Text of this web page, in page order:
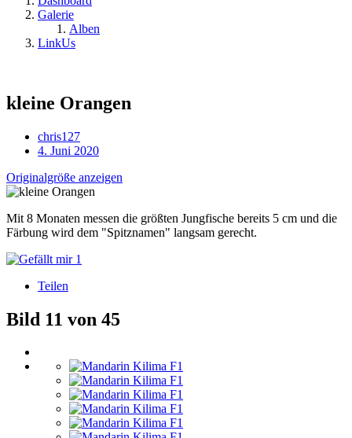
Galerie
Alben
LinkUs
kleine Orangen
chris127
4. Juni 2020
Originalgröße anzeigen
Mit 8 Monaten messen die größten Jungfische bereits 5 cm und die
Färbung wird dem "Spitznamen" langsam gerecht.
1
Teilen
Bild 11 von 45